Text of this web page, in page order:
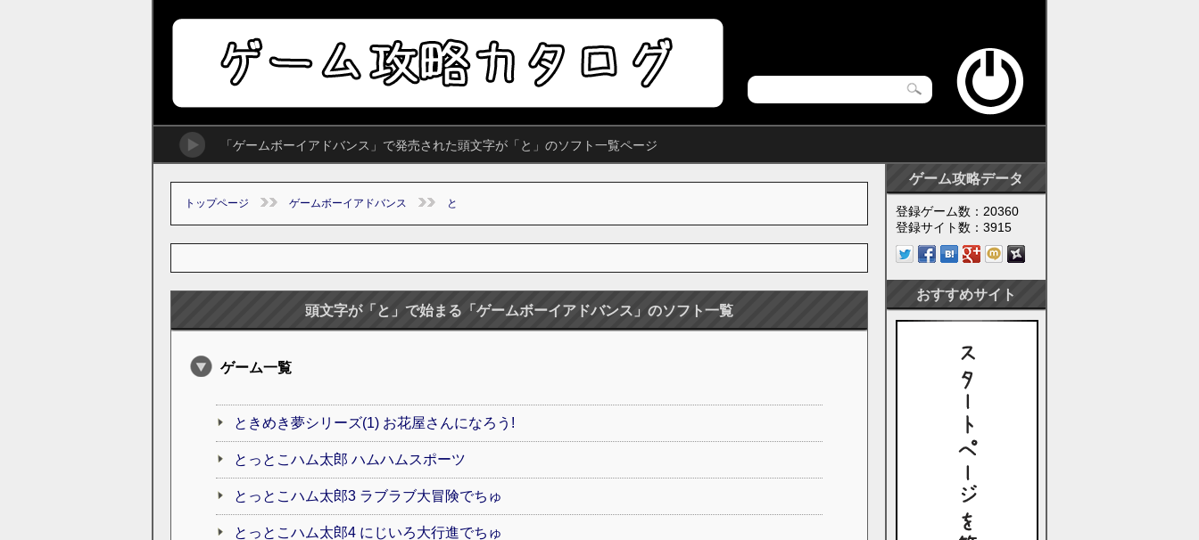
「ゲームボーイアドバンス」で発売された頭文字が「と」のソフト一覧ページ
トップページ ゲームボーイアドバンス と
頭文字が「と」で始まる「ゲームボーイアドバンス」のソフト一覧
ゲーム一覧
ときめき夢シリーズ(1) お花屋さんになろう!
とっとこハム太郎 ハムハムスポーツ
とっとこハム太郎3 ラブラブ大冒険でちゅ
とっとこハム太郎4 にじいろ大行進でちゅ
ゲーム攻略データ
登録ゲーム数：20360
登録サイト数：3915
おすすめサイト